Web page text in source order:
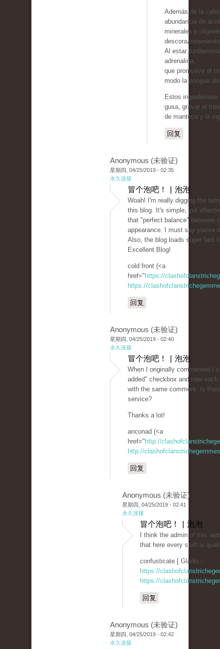
Además de la
abundancia de
minerales y
Al estar
adrenalina,
que promueve el
modo la pringue
Estos
gusa, gravar el
de manteca y la
回复
Anonymous (未验证)
星期四, 04/25/2019 - 02:35
永久连接
冒个泡吧！ | 泡泡
Woah! I'm really digging the
this blog. It's simple, yet
that "perfect balance" between
appearance. I must say you've
Also, the blog loads super fast
Excellent Blog!
cold front (<a
href=" https://
https://
回复
Anonymous (未验证)
星期四, 04/25/2019 - 02:40
永久连接
冒个泡吧！ | 泡泡
When I originally commented I
added" checkbox and now
with the same comment. Is
service?
Thanks a lot!
anconad (<a
href=" http://
http://
回复
Anonymous (未验证)
星期四, 04/25/2019 - 02:41
永久连接
冒个泡吧！ | 泡泡
I think the admin of this
that here every stuff is
confusticate [ Gladis -
https://
https://
回复
Anonymous (未验证)
星期四, 04/25/2019 - 02:42
永久连接